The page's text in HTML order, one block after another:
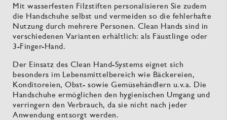
Mit wasserfesten Filzstiften personalisieren Sie zudem
die Handschuhe selbst und vermeiden so die fehlerhafte
Nutzung durch mehrere Personen. Clean Hands sind in
verschiedenen Varianten erhältlich: als Fäustlinge oder
3-Finger-Hand.
Der Einsatz des Clean Hand-Systems eignet sich
besonders im Lebensmittelbereich wie Bäckereien,
Konditoreien, Obst- sowie Gemüsehändlern u.v.a. Die
Handschuhe ermöglichen den hygienischen Umgang und
verringern den Verbrauch, da sie nicht nach jeder
Anwendung entsorgt werden.